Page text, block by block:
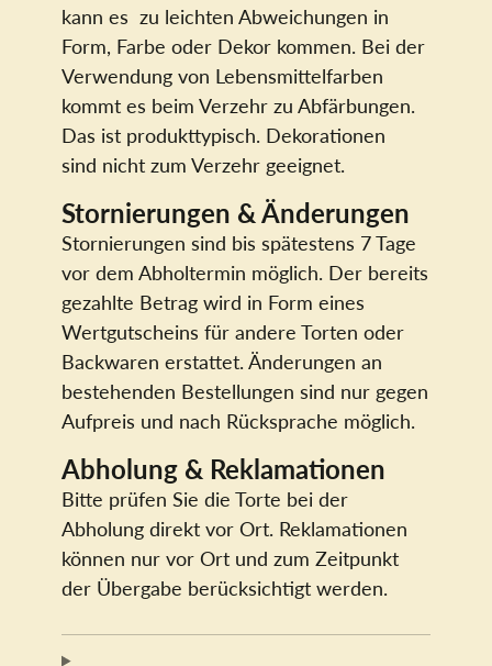
kann es zu leichten Abweichungen in
Form, Farbe oder Dekor kommen. Bei der
Verwendung von Lebensmittelfarben
kommt es beim Verzehr zu Abfärbungen.
Das ist produkttypisch. Dekorationen
sind nicht zum Verzehr geeignet.
Stornierungen & Änderungen
Stornierungen sind bis spätestens 7 Tage
vor dem Abholtermin möglich. Der bereits
gezahlte Betrag wird in Form eines
Wertgutscheins für andere Torten oder
Backwaren erstattet. Änderungen an
bestehenden Bestellungen sind nur gegen
Aufpreis und nach Rücksprache möglich.
Abholung & Reklamationen
Bitte prüfen Sie die Torte bei der
Abholung direkt vor Ort. Reklamationen
können nur vor Ort und zum Zeitpunkt
der Übergabe berücksichtigt werden.